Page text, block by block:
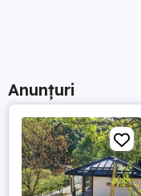
Anunțuri